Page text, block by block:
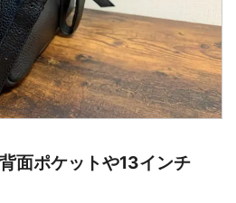
面ポケットや13インチ